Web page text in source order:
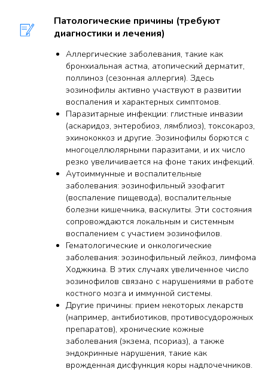
Патологические причины (требуют
диагностики и лечения)
Аллергические заболевания, такие как
бронхиальная астма, атопический дерматит,
поллиноз (сезонная аллергия). Здесь
эозинофилы активно участвуют в развитии
воспаления и характерных симптомов.
Паразитарные инфекции: глистные инвазии
(аскаридоз, энтеробиоз, лямблиоз), токсокароз,
эхинококкоз и другие. Эозинофилы борются с
многоцеллюлярными паразитами, и их число
резко увеличивается на фоне таких инфекций.
Аутоиммунные и воспалительные
заболевания: эозинофильный эзофагит
(воспаление пищевода), воспалительные
болезни кишечника, васкулиты. Эти состояния
сопровождаются локальным и системным
воспалением с участием эозинофилов.
Гематологические и онкологические
заболевания: эозинофильный лейкоз, лимфома
Ходжкина. В этих случаях увеличенное число
эозинофилов связано с нарушениями в работе
костного мозга и иммунной системы.
Другие причины: прием некоторых лекарств
(например, антибиотиков, противосудорожных
препаратов), хронические кожные
заболевания (экзема, псориаз), а также
эндокринные нарушения, такие как
врожденная дисфункция коры надпочечников.